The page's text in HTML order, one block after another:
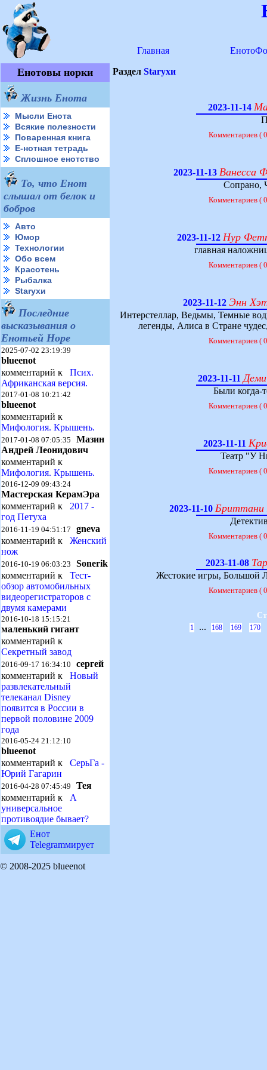
Главная
Енотовы норки
Жизнь Енота
Мысли Енота
Всякие полезности
Поваренная книга
Е-нотная тетрадь
Сплошное енотство
То, что Енот
слышал от белок и
бобров
Авто
Юмор
Технологии
Обо всем
Красотень
Рыбалка
Starухи
Последние
высказывания о
Енотьей Норе
2025-07-02 23:19:39
blueenot
комментарий к Псих.
Африканская версия.
2017-01-08 10:21:42
blueenot
комментарий к
Мифология. Крышень.
2017-01-08 07:05:35 Мазин
Андрей Леонидович
комментарий к
Мифология. Крышень.
2016-12-09 09:43:24
Мастерская КерамЭра
комментарий к 2017 -
год Петуха
2016-11-19 04:51:17 gneva
комментарий к Женский
нож
2016-10-19 06:03:23 Sonerik
комментарий к Тест-
обзор автомобильных
видеорегистраторов с
двумя камерами
2016-10-18 15:15:21
маленький гигант
комментарий к
Секретный завод
2016-09-17 16:34:10 сергей
комментарий к Новый
развлекательный
телеканал Disney
появится в России в
первой половине 2009
года
2016-05-24 21:12:10
blueenot
комментарий к СерьГа -
Юрий Гагарин
2016-04-28 07:45:49 Тея
комментарий к А
универсальное
противоядие бывает?
Енот
Telegramмирует
Раздел Starухи
2023-11-14
Комментариев
2023-11-13 Ванесса
Сопрано,
Комментариев
2023-11-12 Нур
главная
Комментариев
2023-11-12 Энн
Интерстеллар, Ведьмы, Темные
легенды, Алиса в Стране
Комментариев
2023-11-11
Были когда-
Комментариев
2023-11-11
Театр "У
Комментариев
2023-11-10 Бриттани
Комментариев
2023-11-08
Жестокие игры, Большой
Комментариев
1 ... 168 169 170
© 2008-2025 blueenot